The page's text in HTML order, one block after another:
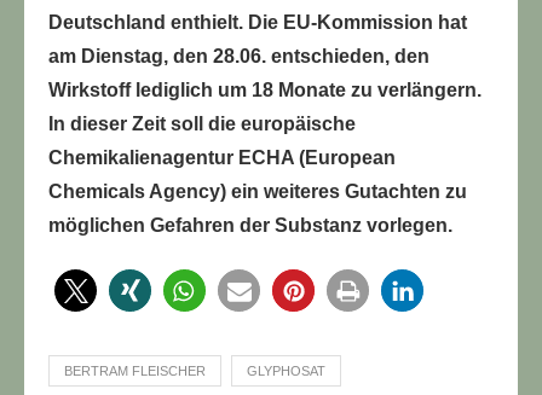
Deutschland enthielt. Die EU-Kommission hat
am Dienstag, den 28.06. entschieden, den
Wirkstoff lediglich um 18 Monate zu verlängern.
In dieser Zeit soll die europäische
Chemikalienagentur ECHA (European
Chemicals Agency) ein weiteres Gutachten zu
möglichen Gefahren der Substanz vorlegen.
BERTRAM FLEISCHER GLYPHOSAT